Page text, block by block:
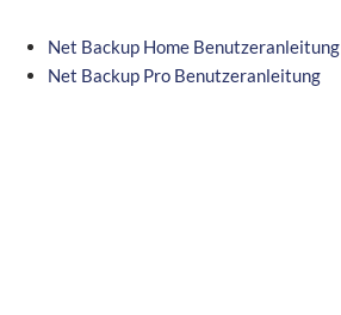
Net Backup Home Benutzeranleitung
Net Backup Pro Benutzeranleitung